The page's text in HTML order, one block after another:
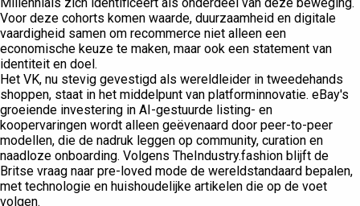
Voor deze cohorts komen waarde, duurzaamheid en digitale
vaardigheid samen om recommerce niet alleen een
economische keuze te maken, maar ook een statement van
identiteit en doel.
Het VK, nu stevig gevestigd als wereldleider in tweedehands
shoppen, staat in het middelpunt van platforminnovatie. eBay's
groeiende investering in AI-gestuurde listing- en
koopervaringen wordt alleen geëvenaard door peer-to-peer
modellen, die de nadruk leggen op community, curation en
naadloze onboarding. Volgens TheIndustry.fashion blijft de
Britse vraag naar pre-loved mode de wereldstandaard bepalen,
met technologie en huishoudelijke artikelen die op de voet
volgen.